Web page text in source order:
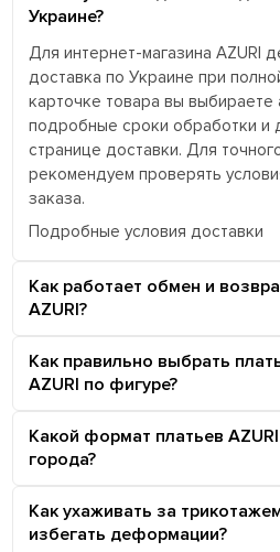
Украине?
Для интернет-магазина AZURI
доставка по Украине при
карточке товара вы выбираете
подробные сроки обработки и
странице доставки. Для
рекомендуем проверять
заказа.
Подробные условия доставки
Как работает обмен и
AZURI?
Как правильно выбрать
AZURI по фигуре?
Какой формат платьев
города?
Как ухаживать за
избегать деформации?